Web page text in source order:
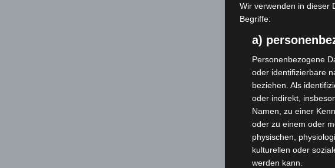
Wir verwenden in dieser
Begriffe:
a)
Personenbezogene
oder identifizierbare
beziehen. Als
oder indirekt,
Namen, zu einer
oder zu einem oder
physischen,
kulturellen oder
werden kann.